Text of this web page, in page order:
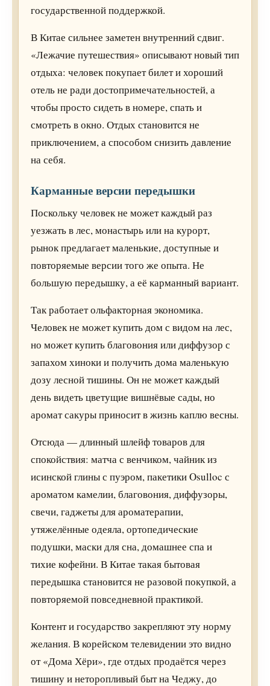
государственной поддержкой.
В Китае сильнее заметен внутренний сдвиг.
«Лежачие путешествия» описывают новый тип
отдыха: человек покупает билет и хороший
отель не ради достопримечательностей, а
чтобы просто сидеть в номере, спать и
смотреть в окно. Отдых становится не
приключением, а способом снизить давление
на себя.
Карманные версии передышки
Поскольку человек не может каждый раз
уезжать в лес, монастырь или на курорт,
рынок предлагает маленькие, доступные и
повторяемые версии того же опыта. Не
большую передышку, а её карманный вариант.
Так работает ольфакторная экономика.
Человек не может купить дом с видом на лес,
но может купить благовония или диффузор с
запахом хиноки и получить дома маленькую
дозу лесной тишины. Он не может каждый
день видеть цветущие вишнёвые сады, но
аромат сакуры приносит в жизнь каплю весны.
Отсюда — длинный шлейф товаров для
спокойствия: матча с венчиком, чайник из
исинской глины с пуэром, пакетики Osulloc с
ароматом камелии, благовония, диффузоры,
свечи, гаджеты для ароматерапии,
утяжелённые одеяла, ортопедические
подушки, маски для сна, домашнее спа и
тихие кофейни. В Китае такая бытовая
передышка становится не разовой покупкой, а
повторяемой повседневной практикой.
Контент и государство закрепляют эту норму
желания. В корейском телевидении это видно
от «Дома Хёри», где отдых продаётся через
тишину и неторопливый быт на Чеджу, до